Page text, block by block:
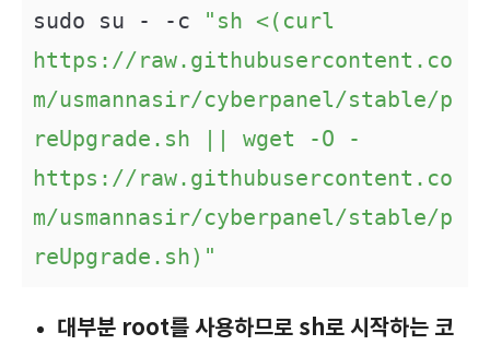
sudo su - -c
"sh <(curl
https://raw.githubusercontent.co
m/usmannasir/cyberpanel/stable/p
reUpgrade.sh || wget -O -
https://raw.githubusercontent.co
m/usmannasir/cyberpanel/stable/p
reUpgrade.sh)"
대부분 root를 사용하므로 sh로 시작하는 코